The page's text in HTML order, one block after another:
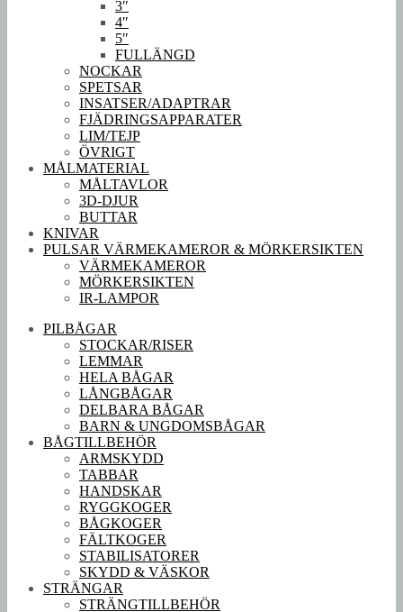
3″
4″
5″
FULLÄNGD
NOCKAR
SPETSAR
INSATSER/ADAPTRAR
FJÄDRINGSAPPARATER
LIM/TEJP
ÖVRIGT
MÅLMATERIAL
MÅLTAVLOR
3D-DJUR
BUTTAR
KNIVAR
PULSAR VÄRMEKAMEROR & MÖRKERSIKTEN
VÄRMEKAMEROR
MÖRKERSIKTEN
IR-LAMPOR
PILBÅGAR
STOCKAR/RISER
LEMMAR
HELA BÅGAR
LÅNGBÅGAR
DELBARA BÅGAR
BARN & UNGDOMSBÅGAR
BÅGTILLBEHÖR
ARMSKYDD
TABBAR
HANDSKAR
RYGGKOGER
BÅGKOGER
FÄLTKOGER
STABILISATORER
SKYDD & VÄSKOR
STRÄNGAR
STRÄNGTILLBEHÖR